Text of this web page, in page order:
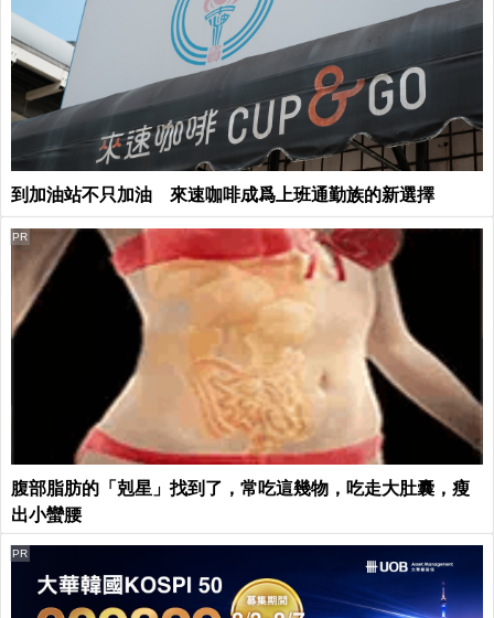
到加油站不只加油 來速咖啡成爲上班通勤族的新選擇
腹部脂肪的「剋星」找到了，常吃這幾物，吃走大肚囊，瘦
出小蠻腰
PR
PR